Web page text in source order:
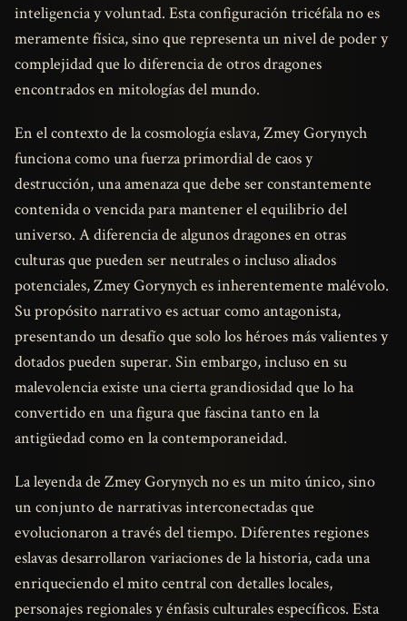
inteligencia y voluntad. Esta configuración tricéfala no es
meramente física, sino que representa un nivel de poder y
complejidad que lo diferencia de otros dragones
encontrados en mitologías del mundo.
En el contexto de la cosmología eslava, Zmey Gorynych
funciona como una fuerza primordial de caos y
destrucción, una amenaza que debe ser constantemente
contenida o vencida para mantener el equilibrio del
universo. A diferencia de algunos dragones en otras
culturas que pueden ser neutrales o incluso aliados
potenciales, Zmey Gorynych es inherentemente malévolo.
Su propósito narrativo es actuar como antagonista,
presentando un desafío que solo los héroes más valientes y
dotados pueden superar. Sin embargo, incluso en su
malevolencia existe una cierta grandiosidad que lo ha
convertido en una figura que fascina tanto en la
antigüedad como en la contemporaneidad.
La leyenda de Zmey Gorynych no es un mito único, sino
un conjunto de narrativas interconectadas que
evolucionaron a través del tiempo. Diferentes regiones
eslavas desarrollaron variaciones de la historia, cada una
enriqueciendo el mito central con detalles locales,
personajes regionales y énfasis culturales específicos. Esta